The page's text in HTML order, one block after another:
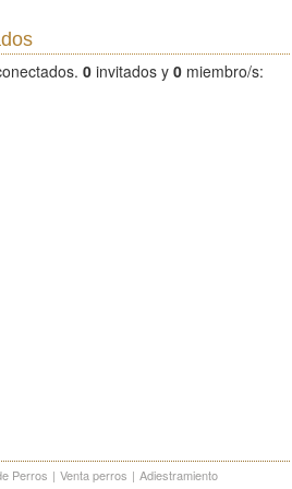
0 invitados y 0 miembro/s:
Perros | Venta perros | Adiestramiento